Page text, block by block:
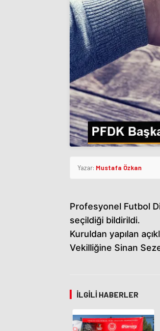
Yazar: Mustafa Özkan
Profesyonel Futbol
seçildiği bildirildi.
Kuruldan yapılan
Vekilliğine Sinan
İLGILI HABERLER